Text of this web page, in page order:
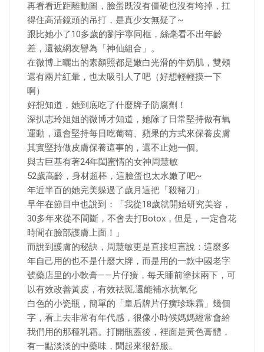
再看看近距離動圖，臉蛋既沒有僵硬也沒有垮掉，扛
得住高清鏡頭的吊打，是真少女無疑了~
跟比她小了10多歲的劉宇寧同框，絲毫看不出年齡
差，還被網友譽為「神仙組合」。
在微博上曬出的素顏照都是嫩白光滑的牛奶肌，雙頰
還有兩片紅暈，也太吸引人了吧（好想輕輕摸一下
啊）
好想知道，她到底吃了什麼牌子防腐劑！
深扒志玲姐姐的微博才知道，她除了日常堅持做有氧
運動，還會堅持每日吃葡萄、蘋果的方式來保養皮膚
其實堅持做皮膚保養這事的，還不止她一個。
與古巨基有著24年閨蜜情的女神周慧敏
52歲高齡，身材超棒，這臉蛋也太水嫩了吧~
年近半百的她完美躲過了歲月這把「殺豬刀」
早年在節目中也說到：「我從18歲就開始研究美容，
30多年來從不間斷，不會去打Botox，但是，一定會花
時間在臉部護膚上面！」
而說到護膚的秘訣，周慧敏更是直接坦言說：這麼多
年自己用的也不是什麼大牌，而是用的一款中國老字
號藥店里的小軟膏——片仔癀，每天睡前塗抹兩下，可
以有效改善黃皮，有效祛斑,還能補水抗氧化
白色的小瓷瓶，簡單的「皇后牌片仔癀珍珠霜」幾個
字，看上去非常有年代感，很像小時候媽媽經常會給
我們用的那種乳霜。打開瓶蓋後，裡面是黃色膏體，
有一點淡淡的中藥味，聞起來很舒服。